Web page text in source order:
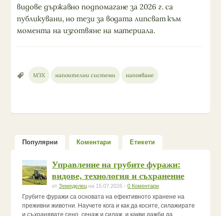
видове държавно подпомагане за 2026 г. са
публикувани, но тези за водата липсват към
момента на изготвяне на материала.
МЗХ напоителни системи напояване
Популярни Коментари Етикети
Управление на грубите фуражи:
видове, технология и съхранение
отЗемеделец на 15.07.2026 -0 Коментари
Грубите фуражи са основата на ефективното хранене на
преживни животни. Научете кога и как да косите, силажирате
и съхранявате сено, сенаж и силаж, и какви дажби да